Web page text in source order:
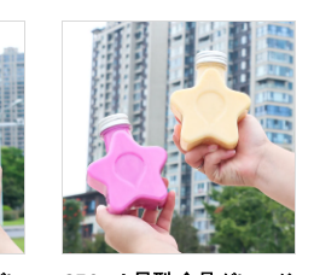
タ・ストロー付き 2室ダブ
ルスプリットボバカップ